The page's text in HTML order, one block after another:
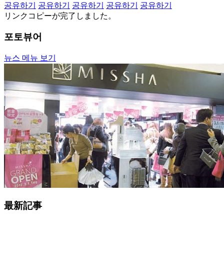
공유하기
공유하기 공유하기 공유하기
공유하기
リンクコピーが完了しました。
포토뷰어
뉴스 메뉴 보기
最新記事